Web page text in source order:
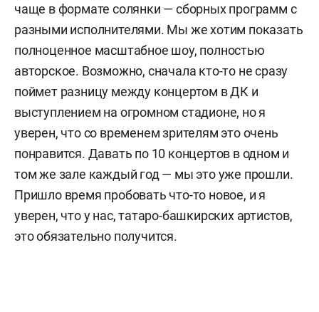
чаще в формате солянки — сборных программ с
разными исполнителями. Мы же хотим показать
полноценное масштабное шоу, полностью
авторское. Возможно, сначала кто-то не сразу
поймет разницу между концертом в ДК и
выступлением на огромном стадионе, но я
уверен, что со временем зрителям это очень
понравится. Давать по 10 концертов в одном и
том же зале каждый год — мы это уже прошли.
Пришло время пробовать что-то новое, и я
уверен, что у нас, татаро-башкирских артистов,
это обязательно получится.